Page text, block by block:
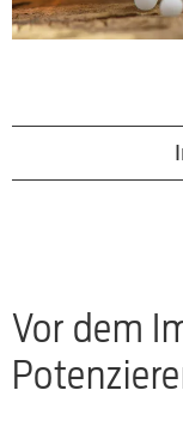
Vor dem
Häufig gestellte
Similasan
Vor dem